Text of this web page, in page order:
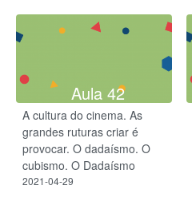
Aula 42
A cultura do cinema. As
grandes ruturas criar é
provocar. ​O dadaísmo. O
cubismo. O Dadaísmo
2021-04-29